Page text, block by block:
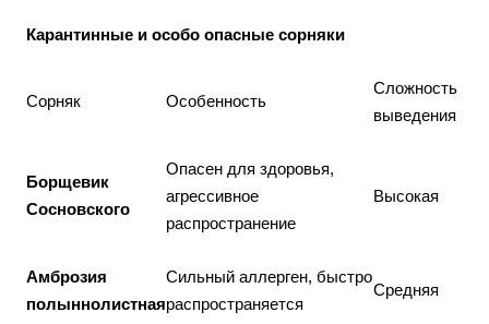
Карантинные и особо опасные сорняки
Сорняк Особенность
Сложность
выведения
Борщевик
Сосновского
Опасен для здоровья,
агрессивное
распространение
Высокая
Амброзия
полыннолистная
Сильный аллерген, быстро
распространяется
Средняя